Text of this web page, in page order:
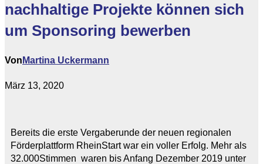
nachhaltige Projekte können sich
um Sponsoring bewerben
Von Martina Uckermann
März 13, 2020
Bereits die erste Vergaberunde der neuen regionalen
Förderplattform RheinStart war ein voller Erfolg. Mehr als
32.000Stimmen waren bis Anfang Dezember 2019 unter